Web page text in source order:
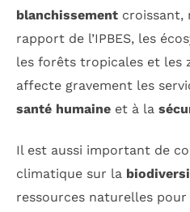
blanchissement croissant,
rapport de l’IPBES, les
les forêts tropicales et les
affecte gravement les
santé humaine et à la
Il est aussi important de
climatique sur la
ressources naturelles